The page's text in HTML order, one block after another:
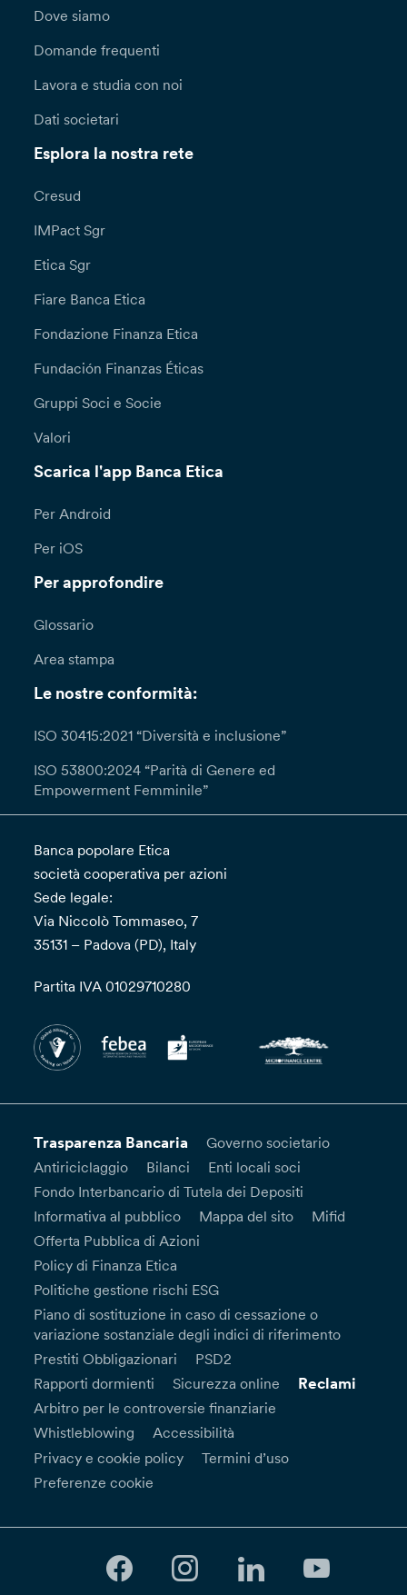
Dove siamo
Domande frequenti
Lavora e studia con noi
Dati societari
Esplora la nostra rete
Cresud
IMPact Sgr
Etica Sgr
Fiare Banca Etica
Fondazione Finanza Etica
Fundación Finanzas Éticas
Gruppi Soci e Socie
Valori
Scarica l'app Banca Etica
Per Android
Per iOS
Per approfondire
Glossario
Area stampa
Le nostre conformità:
ISO 30415:2021 “Diversità e inclusione”
ISO 53800:2024 “Parità di Genere ed
Empowerment Femminile”
Banca popolare Etica
società cooperativa per azioni
Sede legale:
Via Niccolò Tommaseo, 7
35131 – Padova (PD), Italy
Partita IVA 01029710280
Trasparenza Bancaria
Governo societario
Antiriciclaggio
Bilanci
Enti locali soci
Fondo Interbancario di Tutela dei Depositi
Informativa al pubblico
Mappa del sito
Mifid
Offerta Pubblica di Azioni
Policy di Finanza Etica
Politiche gestione rischi ESG
Piano di sostituzione in caso di cessazione o
variazione sostanziale degli indici di riferimento
Prestiti Obbligazionari
PSD2
Rapporti dormienti
Sicurezza online Reclami
Arbitro per le controversie finanziarie
Whistleblowing
Accessibilità
Privacy e cookie policy
Termini d’uso
Preferenze cookie